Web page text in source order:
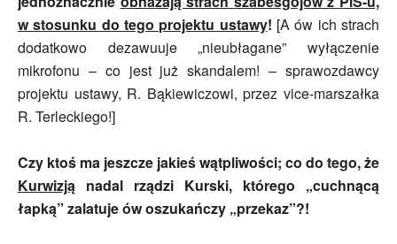
w stosunku do tego projektu ustawy! [A ów ich strach
dodatkowo dezawuuje „nieubłagane” wyłączenie
mikrofonu – co jest już skandalem! – sprawozdawcy
projektu ustawy, R. Bąkiewiczowi, przez vice-marszałka
R. Terleckiego!]
Czy ktoś ma jeszcze jakieś wątpliwości; co do tego, że
Kurwizją nadal rządzi Kurski, którego „cuchnącą
łapką” zalatuje ów oszukańczy „przekaz”?!